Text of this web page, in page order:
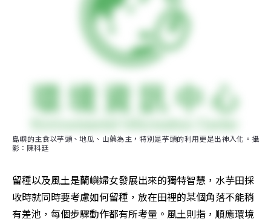
島嶼的主食以芋頭、地瓜、山藥為主，特別是芋頭的利用更是出神入化。攝
影：陳科廷
留種以及風土是蘭嶼婦女發展出來的獨特智慧，水芋田採
收時就同時要考慮如何留種，放在田裡的某個角落不能稍
有差池，每個步驟動作都有所考量。風土則指，順應環境